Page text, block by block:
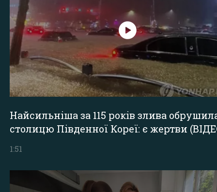
Найсильніша за 115 років злива
столицю Південної Кореї: є жертви
1:51